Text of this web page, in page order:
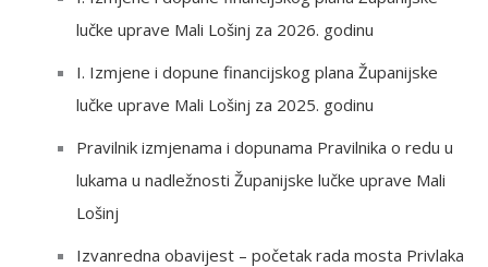
f
o
r
:
lučke uprave Mali Lošinj za 2026. godinu
I. Izmjene i dopune financijskog plana Županijske
lučke uprave Mali Lošinj za 2025. godinu
Pravilnik izmjenama i dopunama Pravilnika o redu u
lukama u nadležnosti Županijske lučke uprave Mali
Lošinj
Izvanredna obavijest – početak rada mosta Privlaka